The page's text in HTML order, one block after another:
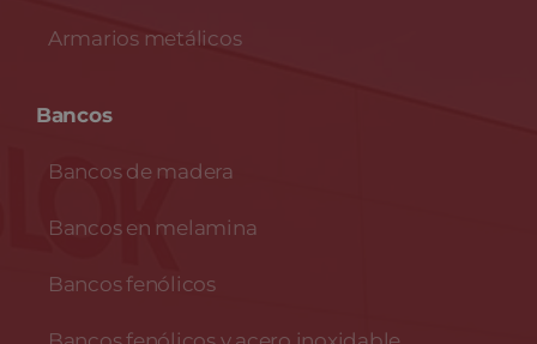
Armarios metálicos
Bancos
Bancos de madera
Bancos en melamina
Bancos fenólicos